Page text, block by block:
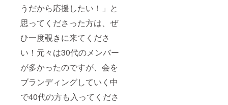
うだから応援したい！」と
思ってくださった方は、ぜ
ひ一度覗きに来てくださ
い！元々は30代のメンバー
が多かったのですが、会を
ブランディングしていく中
で40代の方も入ってくださ